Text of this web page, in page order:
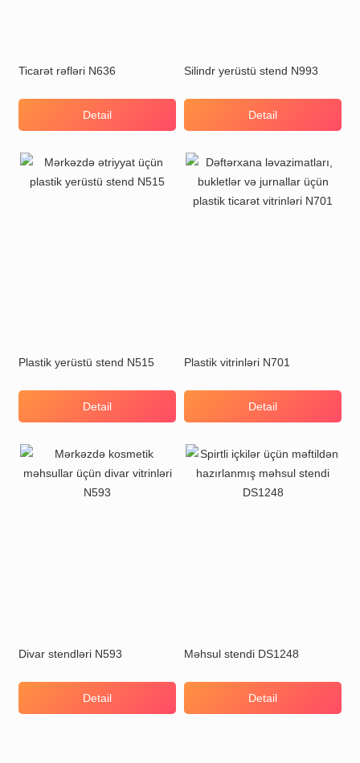
Ticarət rəfləri N636
Detail
Silindr yerüstü stend N993
Detail
Plastik yerüstü stend N515
Detail
Plastik vitrinləri N701
Detail
Divar stendləri N593
Detail
Məhsul stendi DS1248
Detail